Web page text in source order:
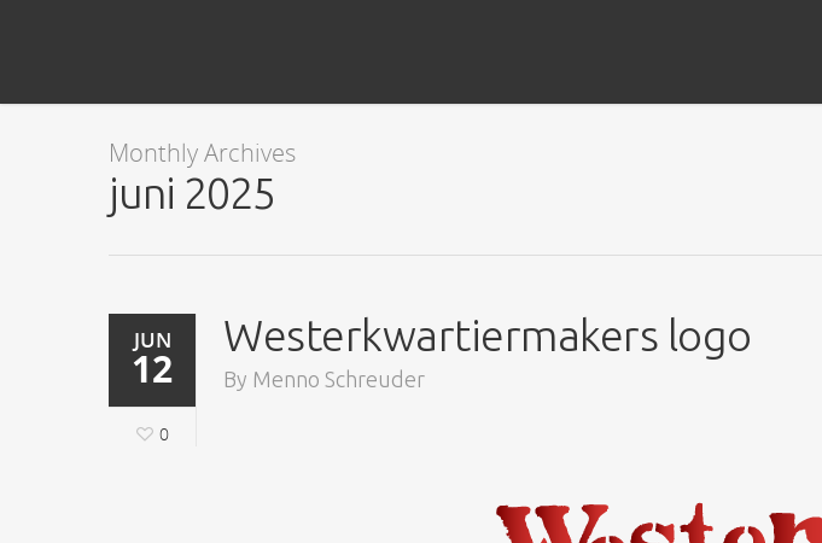
Monthly Archives
juni 2025
JUN
12
0
Westerkwartiermakers logo
By Menno Schreuder